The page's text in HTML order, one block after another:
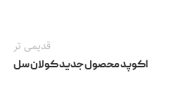
قدیمی تر
اکوپد محصول جدید کولان‌ سل